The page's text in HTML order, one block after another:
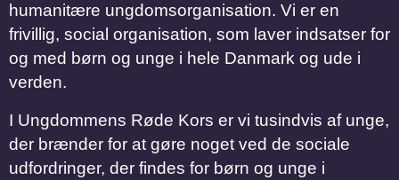
humanitære ungdomsorganisation. Vi er en
frivillig, social organisation, som laver indsatser for
og med børn og unge i hele Danmark og ude i
verden.
I Ungdommens Røde Kors er vi tusindvis af unge,
der brænder for at gøre noget ved de sociale
udfordringer, der findes for børn og unge i